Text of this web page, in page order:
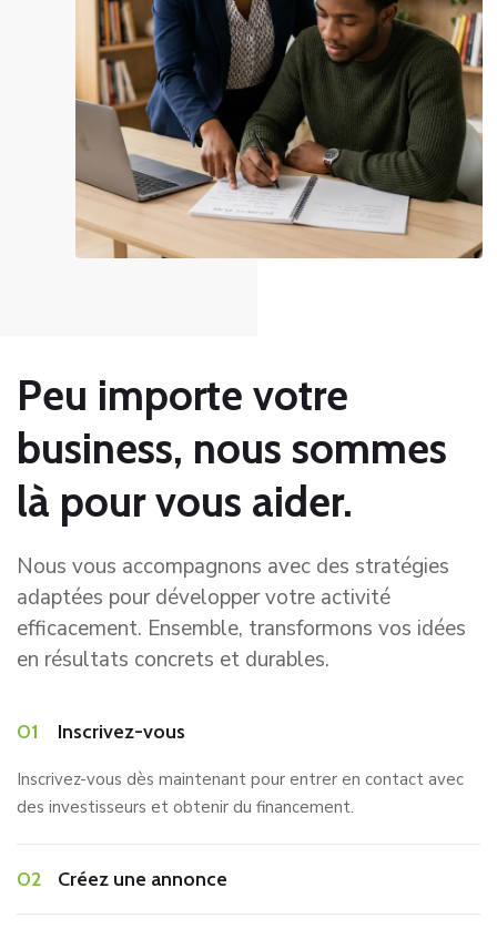
Peu importe votre
business, nous sommes
là pour vous aider.
Nous vous accompagnons avec des stratégies
adaptées pour développer votre activité
efficacement. Ensemble, transformons vos idées
en résultats concrets et durables.
01 Inscrivez-vous
Inscrivez-vous dès maintenant pour entrer en contact avec
des investisseurs et obtenir du financement.
02 Créez une annonce